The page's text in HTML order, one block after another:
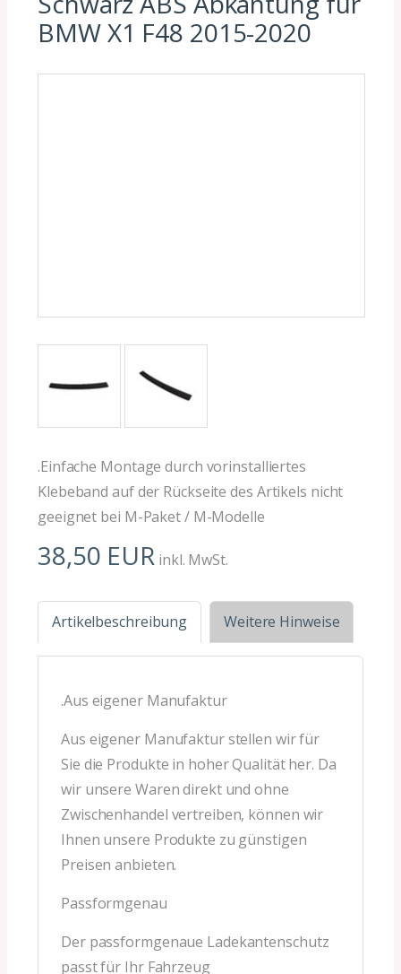
BMW X1 F48 2015-2020
.Einfache Montage durch vorinstalliertes
Klebeband auf der Rückseite des Artikels nicht
geeignet bei M-Paket / M-Modelle
38,50 EUR inkl. MwSt.
Artikelbeschreibung Weitere Hinweise
.Aus eigener Manufaktur
Aus eigener Manufaktur stellen wir für
Sie die Produkte in hoher Qualität her. Da
wir unsere Waren direkt und ohne
Zwischenhandel vertreiben, können wir
Ihnen unsere Produkte zu günstigen
Preisen anbieten.
Passformgenau
Der passformgenaue Ladekantenschutz
passt für Ihr Fahrzeug